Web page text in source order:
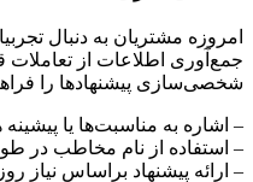
امروزه مشتریان به دنبال
شخصی‌سازی پیشنهادها را
– اشاره به مناسبت‌ها یا
– استفاده از نام مخاطب در
– ارائه پیشنهاد براساس نیاز